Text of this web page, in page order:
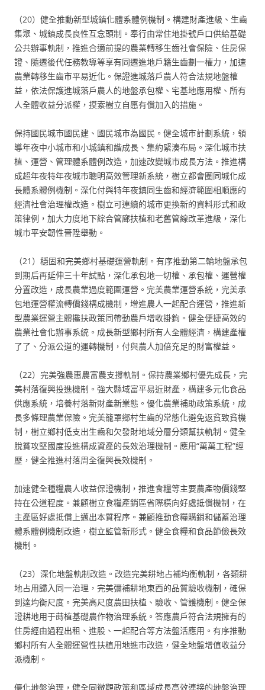
（20）健全推動新型城鎮化體系體例機制。構建財產進級、生齒
集聚、城鎮成長良性互念頭制。奉行由常住地掛號戶口供給基礎
公共辦事軌制，推進合適前提的農業轉移生齒社會保險、住房保
證、隨遷後代任務教導等享有同遷進地戶籍生齒劃一權力，加速
農業轉移生齒市平易近化。保證進城落戶農人符合法規地盤權
益，依法保護進城落戶農人的地盤承包權、宅基地應用權、所有
人全體收益分派權，摸索樹立自愿有償加入的措施。
保持國民城市國民建、國民城市為國民。健全城市計劃系統，領
導年夜中小城市和小城鎮和諧成長、集約緊湊布局。深化城市扶
植、運營、管理體系體例改造，加速改變城市成長方法。推進構
成超年夜特年夜城市聰明高效管理新系統，樹立都會圈同城化成
長體系體例機制。深化付與特年夜鎮同生齒和經濟範圍相順應的
經濟社會治理權改造。樹立可連續的城市更換新的資料形式和政
策律例，加大力度地下綜合管廊扶植和老舊管線改革進級，深化
城市平安韌性晉陞舉動。
（21）穩固和完美鄉村基礎運營軌制。有序推動第二輪地盤承包
到期后再延伸三十年試點，深化承包地一切權、承包權、運營權
分置改造，成長農業過度範圍運營。完美農業運營系統，完美承
包地運營權流轉價錢構成機制，增進農人一起配合運營，推進新
型農業運營主體攙扶政策同帶動農戶增收掛鉤。健全便捷高效的
農業社會化辦事系統。成長新型鄉村所有人全體經濟，構建產權
了了、分派公道的運轉機制，付與農人加倍充足的財富權益。
（22）完美強農惠農富農支撐軌制。保持農業鄉村優先成長，完
美村落復興投進機制。強大縣域富平易近財產，構建多元化食品
供應系統，培養村落新財產新業態。優化農業補助政策系統，成
長多條理農業保險。完美籠罩鄉村生齒的常態化避免返貧致貧機
制，樹立鄉村低支出生齒和欠發財地域分層分類幫扶軌制。健全
脫貧攻堅國度投進構成資產的長效治理機制。應用“萬萬工程”經
歷，健全推進村落周全復興長效機制。
加速健全種糧農人收益保證機制，推進食糧等主要農產物價錢堅
持在公道程度。兼顧樹立食糧產銷區省際橫向好處抵償機制，在
主產區好處抵償上邁出本質程序。兼顧推動食糧購銷和儲蓄治理
體系體例機制改造，樹立監管新形式。健全食糧和食品節儉長效
機制。
（23）深化地盤軌制改造。改造完美耕地占補均衡軌制，各類耕
地占用歸入同一治理，完美彌補耕地東西的品質驗收機制，確保
到達均衡尺度。完美高尺度農田扶植、驗收、管護機制。健全保
證耕地用于蒔植基礎農作物治理系統。答應農戶符合法規擁有的
住房經由過程出租、進股、一起配合等方法盤活應用。有序推動
鄉村所有人全體運營性扶植用地進市改造，健全地盤增值收益分
派機制。
優化地盤治理，健全同微觀政策和區域成長高效連接的地盤治理